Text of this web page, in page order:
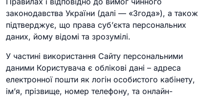
законодавства України (далі — «Згода»), а також
підтверджує, що права суб’єкта персональних
даних, йому відомі та зрозумілі.
У частині використання Сайту персональними
даними Користувача є облікові дані – адреса
електронної пошти як логін особистого кабінету,
ім’я, прізвище, номер телефону, та онлайн-